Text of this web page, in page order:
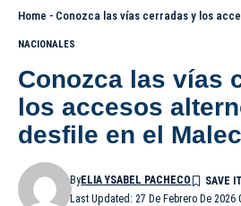
Home - Conozca las vías cerradas y los accesos
NACIONALES
Conozca las vías
los accesos
desfile en el
Last Updated: 27 De Febrero De 2026
ByELIA YSABEL PACHECO